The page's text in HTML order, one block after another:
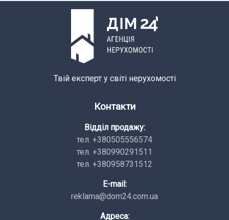
Твій експерт у світі нерухомості
Контакти
Відділ продажу:
тел. +380505556574
тел. +380990291511
тел. +380958731512
E-mail:
reklama@dom24.com.ua
Адреса: